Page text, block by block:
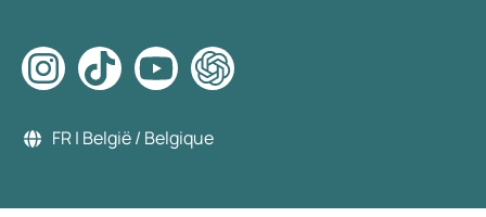
FR | België / Belgique